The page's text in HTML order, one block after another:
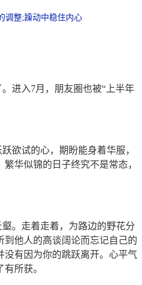
调整;躁动中稳住内心
进入7月，朋友圈也被“上半年
试的心，期盼能身着华服，
华似锦的日子终究不是常态，
。走着走着，为路边的野花分
他人的高谈阔论而忘记自己的
有因为你的跳跃离开。心平气
所获。